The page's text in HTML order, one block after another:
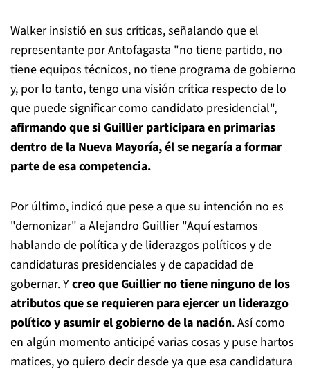
Walker insistió en sus críticas, señalando que el
representante por Antofagasta "no tiene partido, no
tiene equipos técnicos, no tiene programa de gobierno
y, por lo tanto, tengo una visión crítica respecto de lo
que puede significar como candidato presidencial",
afirmando que si Guillier participara en primarias
dentro de la Nueva Mayoría, él se negaría a formar
parte de esa competencia.
Por último, indicó que pese a que su intención no es
"demonizar" a Alejandro Guillier "Aquí estamos
hablando de política y de liderazgos políticos y de
candidaturas presidenciales y de capacidad de
gobernar. Ycreo que Guillier no tiene ninguno de los
atributos que se requieren para ejercer un liderazgo
político y asumir el gobierno de la nación. Así como
en algún momento anticipé varias cosas y puse hartos
matices, yo quiero decir desde ya que esa candidatura